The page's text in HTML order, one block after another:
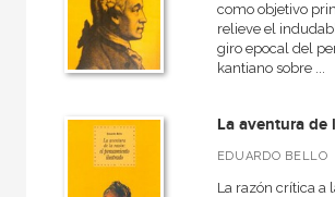
Contemporánea
Filosofía política
Historia de la filosofía
como objetivo
relieve el
giro epocal del
kantiano sobre ...
La aventura de
EDUARDO BELLO
La razón crítica a